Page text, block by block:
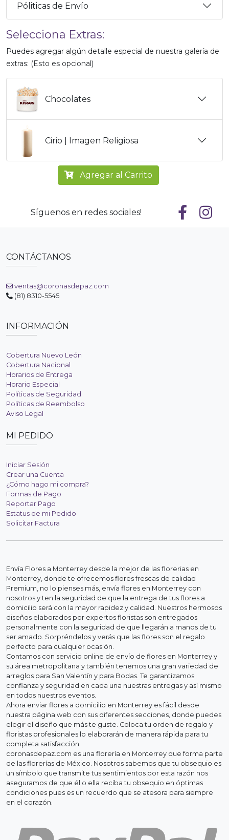
Póliticas de Envío
Selecciona Extras:
Puedes agregar algún detalle especial de nuestra galería de
extras: (Esto es opcional)
Chocolates
Cirio | Imagen Religiosa
Agregar al Carrito
Síguenos en redes sociales!
CONTÁCTANOS
ventas@coronasdepaz.com
(81) 8310-5545
INFORMACIÓN
Cobertura Nuevo León
Cobertura Nacional
Horarios de Entrega
Horario Especial
Políticas de Seguridad
Políticas de Reembolso
Aviso Legal
MI PEDIDO
Iniciar Sesión
Crear una Cuenta
¿Cómo hago mi compra?
Formas de Pago
Reportar Pago
Estatus de mi Pedido
Solicitar Factura
Envía Flores a Monterrey desde la mejor de las florerias en
Monterrey, donde te ofrecemos flores frescas de calidad
Premium, no lo pienses más, envía flores en Monterrey con
nosotros y ten la seguridad de que la entrega de tus flores a
domicilio será con la mayor rapidez y calidad. Nuestros hermosos
diseños elaborados por expertos floristas son entregados
personalmente con la seguridad de que llegarán a manos de tu
ser amado. Sorpréndelos y verás que las flores son el regalo
perfecto para cualquier ocasión.
Contamos con servicio online de envío de flores en Monterrey y
su área metropolitana y también tenemos una gran variedad de
arreglos para San Valentín y para Bodas. Te garantizamos
confianza y seguridad en cada una nuestras entregas y así mismo
en todos nuestros eventos.
Ahora enviar flores a domicilio en Monterrey es fácil desde
nuestra página web con sus diferentes secciones, donde puedes
elegir el diseño que más te guste. Coloca tu orden de regalo y
floristas profesionales lo elaborarán de manera rápida para tu
completa satisfacción.
coronasdepaz.com es una florería en Monterrey que forma parte
de las florerías de México. Nosotros sabemos que tu obsequio es
un símbolo que transmite tus sentimientos por esta razón nos
aseguramos de que él o ella reciba tu obsequio en óptimas
condiciones pues es un recuerdo que se atesora para siempre
en el corazón.